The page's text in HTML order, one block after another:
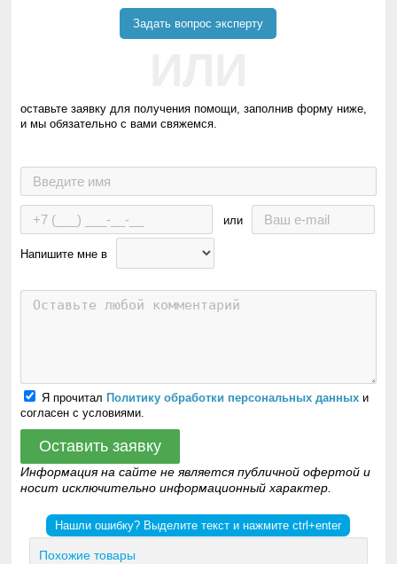
Задать вопрос эксперту
оставьте заявку для получения помощи, заполнив форму ниже,
и мы обязательно с вами свяжемся.
Напишите мне в
или
Я прочитал Политику обработки персональных данных и
согласен с условиями.
Оставить заявку
Информация на сайте не является публичной офертой и
носит исключительно информационный характер.
Нашли ошибку? Выделите текст и нажмите ctrl+enter
Похожие товары